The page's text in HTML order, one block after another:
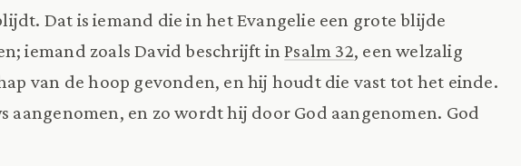
Dat is iemand die in het Evangelie een grote blijde
iemand zoals David beschrijft inPsalm 32, een welzalig
van de hoop gevonden, en hij houdt die vast tot het einde.
aangenomen, en zo wordt hij door God aangenomen. God